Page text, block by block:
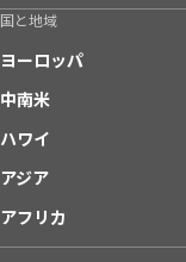
国と地域
ヨーロッパ
中南米
ハワイ
アジア
アフリカ